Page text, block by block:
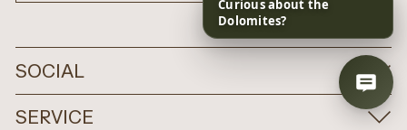
SOCIAL
SERVICE